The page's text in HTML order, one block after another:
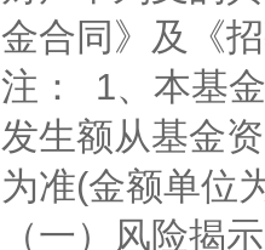
金合同》
注： 1、本基
发生额从基金
为准(金额单位
（一）风险揭